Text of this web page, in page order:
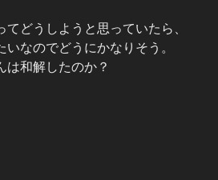
てどうしようと思っていたら、
いなのでどうにかなりそう。
は和解したのか？